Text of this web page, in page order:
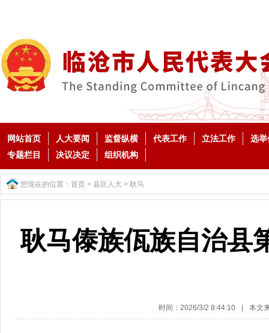
网站首页 人大要闻 监督纵横 代表工作 立法工作
选举
专题栏目
决议决定 组织机构
您现在的位置： 首页 > 县区人大 > 耿马
耿马傣族佤族自治县
时间：2026/3/2 8:44:10 本文